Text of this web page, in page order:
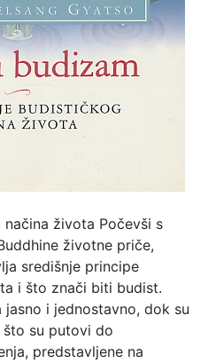
života Počevši s
životne priče,
središnje principe
i što znači biti budist.
i jednostavno, dok su
što su putovi do
predstavljene na